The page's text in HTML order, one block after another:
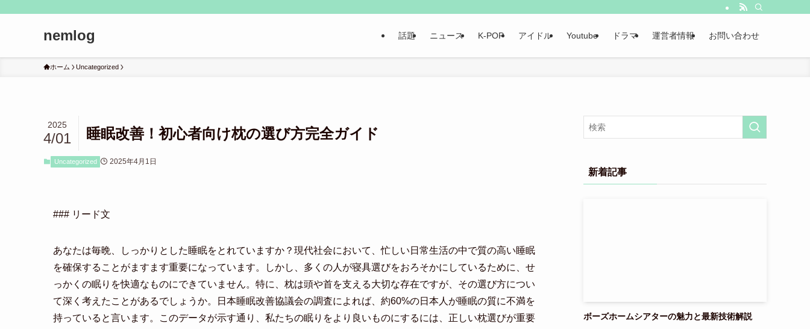
nemlog 話題 ニュース K-POP アイドル Youtube ドラマ 運営者情報 お問い合わせ
ホーム Uncategorized
睡眠改善！初心者向け枕の選び方完全ガイド
2025
4/01
Uncategorized 2025年4月1日
### リード文
あなたは毎晩、しっかりとした睡眠をとれていますか？現代社会において、忙しい日常生活の中で質の高い睡眠
を確保することがますます重要になっています。しかし、多くの人が寝具選びをおろそかにしているために、せ
っかくの眠りを快適なものにできていません。特に、枕は頭や首を支える大切な存在ですが、その選び方につい
て深く考えたことがあるでしょうか。日本睡眠改善協議会の調査によれば、約60%の日本人が睡眠の質に不満を
持っていると言います。このデータが示す通り、私たちの眠りをより良いものにするには、正しい枕選びが重要
新着記事
ボーズホームシアターの魅力と最新技術解説